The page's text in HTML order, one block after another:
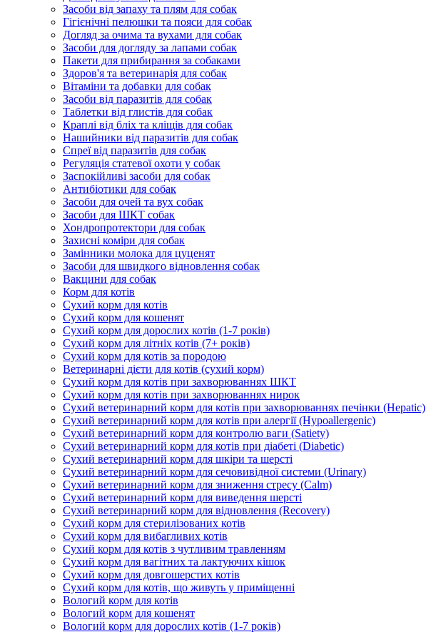
Засоби від запаху та плям для собак
Гігієнічні пелюшки та пояси для собак
Догляд за очима та вухами для собак
Засоби для догляду за лапами собак
Пакети для прибирання за собаками
Здоров'я та ветеринарія для собак
Вітаміни та добавки для собак
Засоби від паразитів для собак
Таблетки від глистів для собак
Краплі від бліх та кліщів для собак
Нашийники від паразитів для собак
Спреї від паразитів для собак
Регуляція статевої охоти у собак
Заспокійливі засоби для собак
Антибіотики для собак
Засоби для очей та вух собак
Засоби для ШКТ собак
Хондропротектори для собак
Захисні коміри для собак
Замінники молока для цуценят
Засоби для швидкого відновлення собак
Вакцини для собак
Корм для котів
Сухий корм для котів
Сухий корм для кошенят
Сухий корм для дорослих котів (1-7 років)
Сухий корм для літніх котів (7+ років)
Сухий корм для котів за породою
Ветеринарні дієти для котів (сухий корм)
Сухий корм для котів при захворюваннях ШКТ
Сухий корм для котів при захворюваннях нирок
Сухий ветеринарний корм для котів при захворюваннях печінки (Hepatic)
Сухий ветеринарний корм для котів при алергії (Hypoallergenic)
Сухий ветеринарний корм для контролю ваги (Satiety)
Сухий ветеринарний корм для котів при діабеті (Diabetic)
Сухий ветеринарний корм для шкіри та шерсті
Сухий ветеринарний корм для сечовивідної системи (Urinary)
Сухий ветеринарний корм для зниження стресу (Calm)
Сухий ветеринарний корм для виведення шерсті
Сухий ветеринарний корм для відновлення (Recovery)
Сухий корм для стерилізованих котів
Сухий корм для вибагливих котів
Сухий корм для котів з чутливим травленням
Сухий корм для вагітних та лактуючих кішок
Сухий корм для довгошерстих котів
Сухий корм для котів, що живуть у приміщенні
Вологий корм для котів
Вологий корм для кошенят
Вологий корм для дорослих котів (1-7 років)